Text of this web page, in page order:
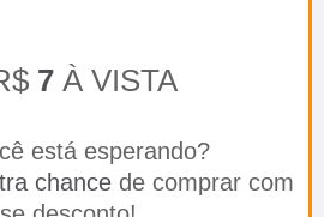
7À VISTA
está esperando?
chance de comprar com